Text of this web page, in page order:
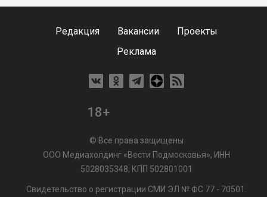
Редакция Вакансии
Проекты
Реклама
18+
© Все права защищены
ООО Медиахолдинг «Вести Подмосковья», ИНН
5028035348; КПП 502801001
Свидетельство о регистрации СМИ ЭЛ № ФС 77 - 70501.